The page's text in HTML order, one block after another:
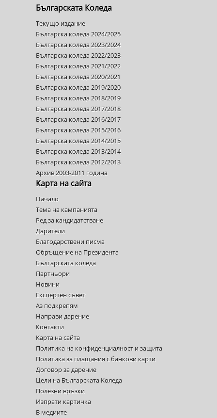
Българската Коледа
Текущо издание
Българска коледа 2024/2025
Българска коледа 2023/2024
Българска коледа 2022/2023
Българска коледа 2021/2022
Българска коледа 2020/2021
Българска коледа 2019/2020
Българска коледа 2018/2019
Българска коледа 2017/2018
Българска коледа 2016/2017
Българска коледа 2015/2016
Българска коледа 2014/2015
Българска коледа 2013/2014
Българска коледа 2012/2013
Архив 2003-2011 година
Карта на сайта
Начало
Тема на кампанията
Ред за кандидатстване
Дарители
Благодарствени писма
Обръщение на Президента
Българската коледа
Партньори
Новини
Експертен съвет
Аз подкрепям
Направи дарение
Контакти
Карта на сайта
Политика на конфиденциалност и защита
Политика за плащания с банкови карти
Договор за дарение
Цели на Българската Коледа
Полезни връзки
Изпрати картичка
В медиите